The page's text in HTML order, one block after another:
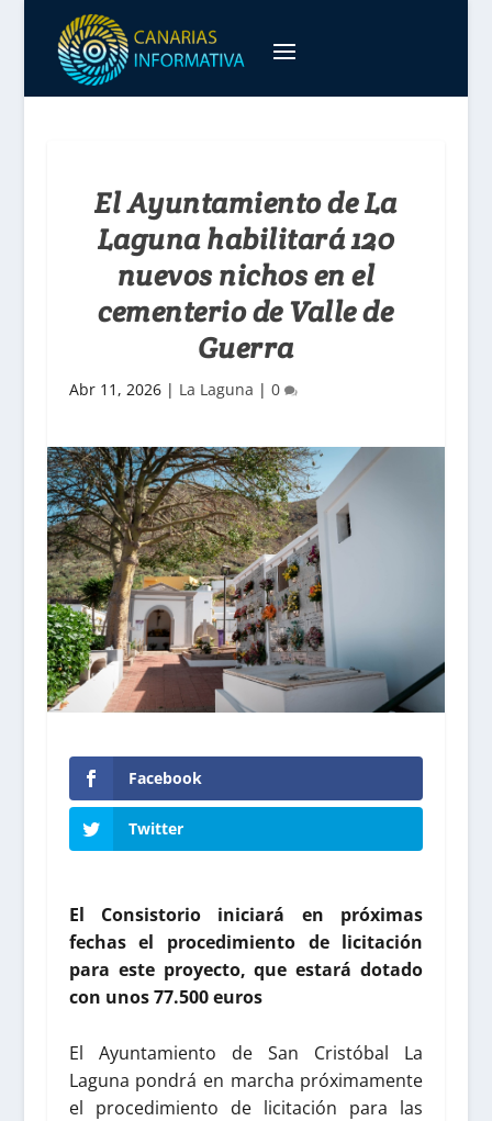
El Ayuntamiento de La
Laguna habilitará 120
nuevos nichos en el
cementerio de Valle de
Guerra
Abr 11, 2026| La Laguna | 0
Facebook
Twitter
El Consistorio iniciará en próximas
fechas el procedimiento de licitación
para este proyecto, que estará dotado
con unos 77.500 euros
El Ayuntamiento de San Cristóbal La
Laguna pondrá en marcha próximamente
el procedimiento de licitación para las